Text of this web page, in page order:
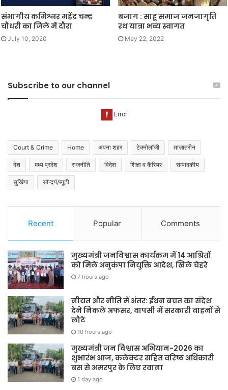
संभागीय कमिश्नर महेंद्र चन्द्र
चौधरी का जिले में दौरा
July 10, 2020
बजाग : साहू समाज जनजागृति
रथ यात्रा भव्य स्वागत
May 22, 2022
Subscribe to our channel
Court & Crime Home अपना शहर टेक्नोलॉजी ताज़ातरीन
देश मध्य प्रदेश राजनीति विदेश शिक्षा व कैरियर सम्पादकीय
सुर्खिया सौन्दर्य/ब्यूटी
Recent Popular Comments
मुख्यमंत्री जनविश्वास कार्यक्रम में 14 आश्रितों
को मिले अनुकंपा नियुक्ति आदेश, खिले चेहरे
7 hours ago
नीयत और नीति में अंतर: ईंधन बचत का संदेश
देने निकले अफसर, वापसी में सरकारी वाहनों से
लौटे
10 hours ago
मुख्यमंत्री जन विश्वास अभियान-2026 का
शुभारंभ आज, कलेक्टर सहित वरिष्ठ अधिकारी
बस से अमरपुर के लिए रवाना
1 day ago